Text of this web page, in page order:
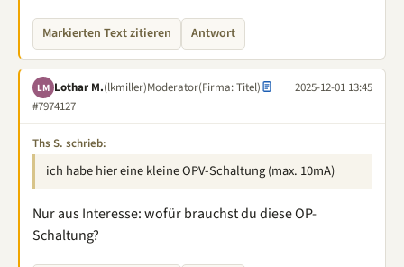
Markierten Text zitieren Antwort
LM Lothar M.(lkmiller)Moderator(Firma: Titel)
2025-12-01 13:45
#7974127
Ths S. schrieb:
ich habe hier eine kleine OPV-Schaltung (max. 10mA)
Nur aus Interesse: wofür brauchst du diese OP-
Schaltung?